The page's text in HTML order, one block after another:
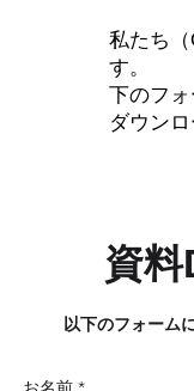
私たち
す。
下のフ
ダウン
資
以下のフォーム